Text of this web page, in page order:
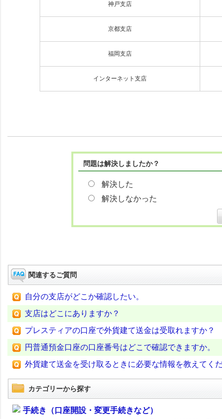
神戸支店
京都支店
福岡支店
インターネット支店
問題は解決しましたか？
解決した
解決しなかった
関連するご質問
自分の支店がどこか確認したい。
支店はどこにありますか？
プレスティアの口座で外貨建て送金は受取れますか？
円普通預金口座の口座番号はどこで確認できますか。
外貨建て送金を受け取るときに必要な情報を教えてく
カテゴリーから探す
手続き（口座開設・変更手続きなど）